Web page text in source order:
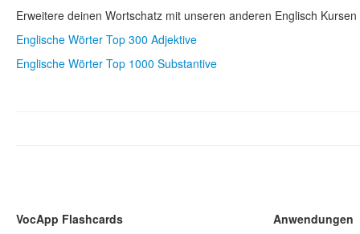
Erweitere deinen Wortschatz mit unseren anderen Englisch
Englische Wörter Top 300 Adjektive
Englische Wörter Top 1000 Substantive
VocApp Flashcards
Anwendungen